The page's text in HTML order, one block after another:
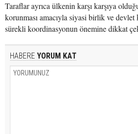
Taraflar ayrıca ülkenin karşı karşıya
korunması amacıyla siyasi birlik ve devlet
sürekli koordinasyonun önemine dikkat
HABERE YORUM KAT